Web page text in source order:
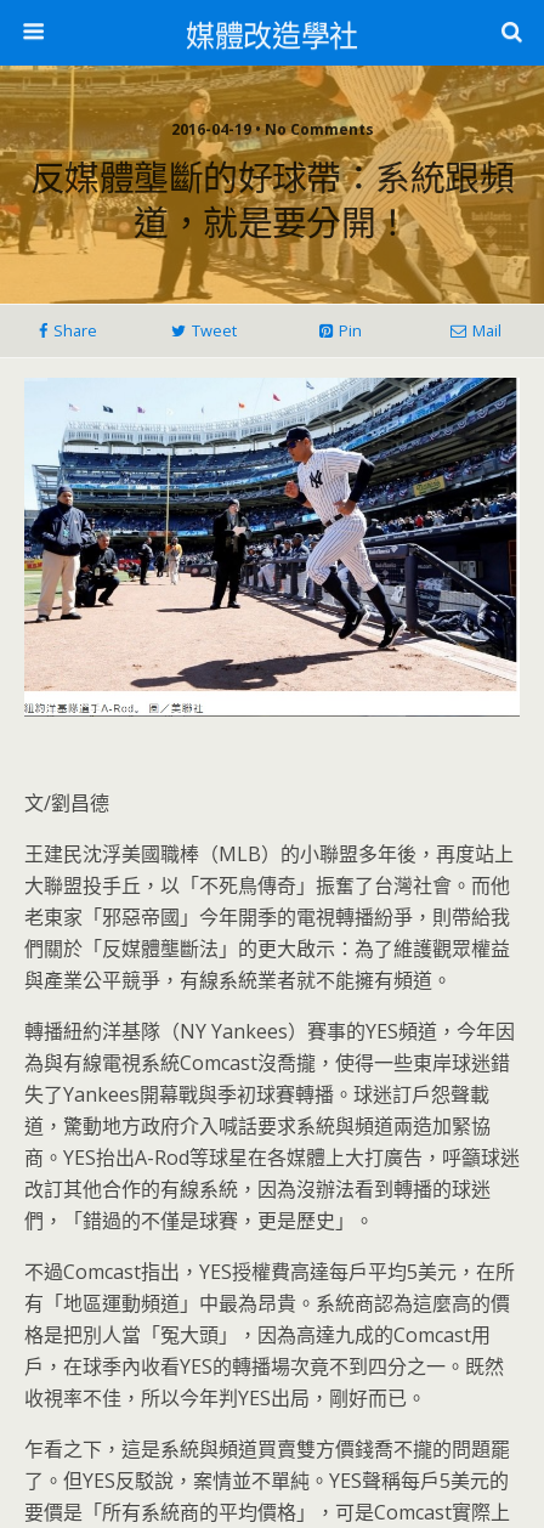
媒體改造學社
2016-04-19 • No Comments
反媒體壟斷的好球帶：系統跟頻
道，就是要分開！
Share Tweet Pin Mail
文/劉昌德
王建民沈浮美國職棒（MLB）的小聯盟多年後，再度站上
大聯盟投手丘，以「不死鳥傳奇」振奮了台灣社會。而他
老東家「邪惡帝國」今年開季的電視轉播紛爭，則帶給我
們關於「反媒體壟斷法」的更大啟示：為了維護觀眾權益
與產業公平競爭，有線系統業者就不能擁有頻道。
轉播紐約洋基隊（NY Yankees）賽事的YES頻道，今年因
為與有線電視系統Comcast沒喬攏，使得一些東岸球迷錯
失了Yankees開幕戰與季初球賽轉播。球迷訂戶怨聲載
道，驚動地方政府介入喊話要求系統與頻道兩造加緊協
商。YES抬出A-Rod等球星在各媒體上大打廣告，呼籲球迷
改訂其他合作的有線系統，因為沒辦法看到轉播的球迷
們，「錯過的不僅是球賽，更是歷史」。
不過Comcast指出，YES授權費高達每戶平均5美元，在所
有「地區運動頻道」中最為昂貴。系統商認為這麼高的價
格是把別人當「冤大頭」，因為高達九成的Comcast用
戶，在球季內收看YES的轉播場次竟不到四分之一。既然
收視率不佳，所以今年判YES出局，剛好而已。
乍看之下，這是系統與頻道買賣雙方價錢喬不攏的問題罷
了。但YES反駁說，案情並不單純。YES聲稱每戶5美元的
要價是「所有系統商的平均價格」，可是Comcast實際上